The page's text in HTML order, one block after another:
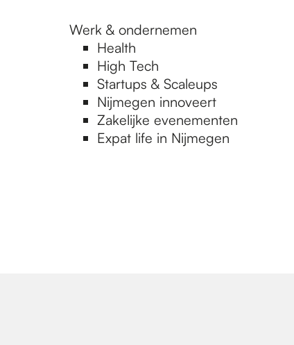
Werk & ondernemen
Health
High Tech
Startups & Scaleups
Nijmegen innoveert
Zakelijke evenementen
Expat life in Nijmegen